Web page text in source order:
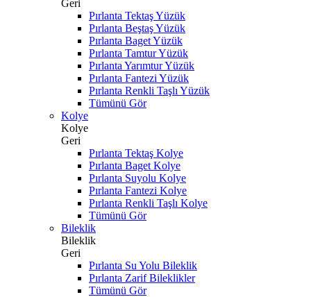
Geri
Pırlanta Tektaş Yüzük
Pırlanta Beştaş Yüzük
Pırlanta Baget Yüzük
Pırlanta Tamtur Yüzük
Pırlanta Yarımtur Yüzük
Pırlanta Fantezi Yüzük
Pırlanta Renkli Taşlı Yüzük
Tümünü Gör
Kolye
Kolye
Geri
Pırlanta Tektaş Kolye
Pırlanta Baget Kolye
Pırlanta Suyolu Kolye
Pırlanta Fantezi Kolye
Pırlanta Renkli Taşlı Kolye
Tümünü Gör
Bileklik
Bileklik
Geri
Pırlanta Su Yolu Bileklik
Pırlanta Zarif Bileklikler
Tümünü Gör